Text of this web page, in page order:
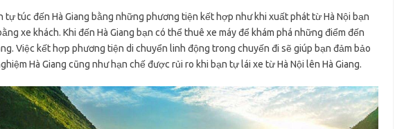
tự túc đến Hà Giang bằng những phương tiện kết hợp như khi xuất phát từ Hà Nội bạn
xe khách. Khi đến Hà Giang bạn có thể thuê xe máy để khám phá những điểm đến
Việc kết hợp phương tiện di chuyển linh động trong chuyến đi sẽ giúp bạn đảm bảo
Hà Giang cũng như hạn chế được rủi ro khi bạn tự lái xe từ Hà Nội lên Hà Giang.